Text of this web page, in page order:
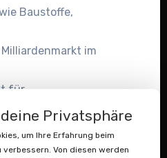
Baustoffe,
im
für
Bergbau-
Privatsphäre
um Ihre Erfahrung beim
Von diesen werden